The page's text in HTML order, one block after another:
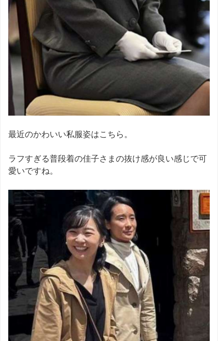
最近のかわいい私服姿はこちら。
ラフすぎる普段着の佳子さまの抜け感が良い感じで可
愛いですね。